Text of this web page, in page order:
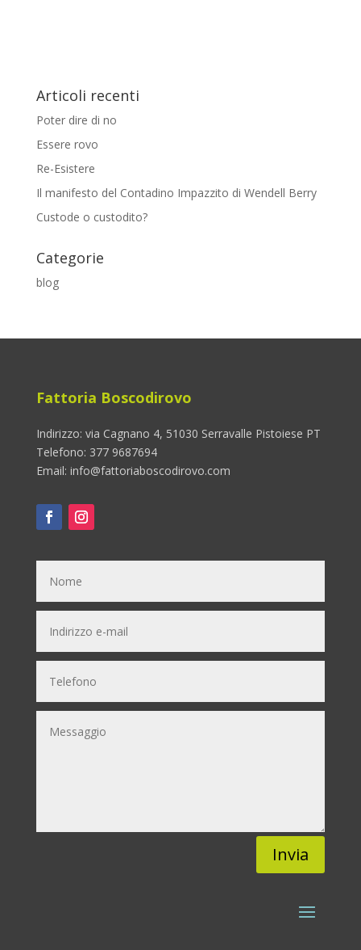
Articoli recenti
Poter dire di no
Essere rovo
Re-Esistere
Il manifesto del Contadino Impazzito di Wendell Berry
Custode o custodito?
Categorie
blog
Fattoria Boscodirovo
Indirizzo: via Cagnano 4, 51030 Serravalle Pistoiese PT
Telefono: 377 9687694
Email: info@fattoriaboscodirovo.com
Invia